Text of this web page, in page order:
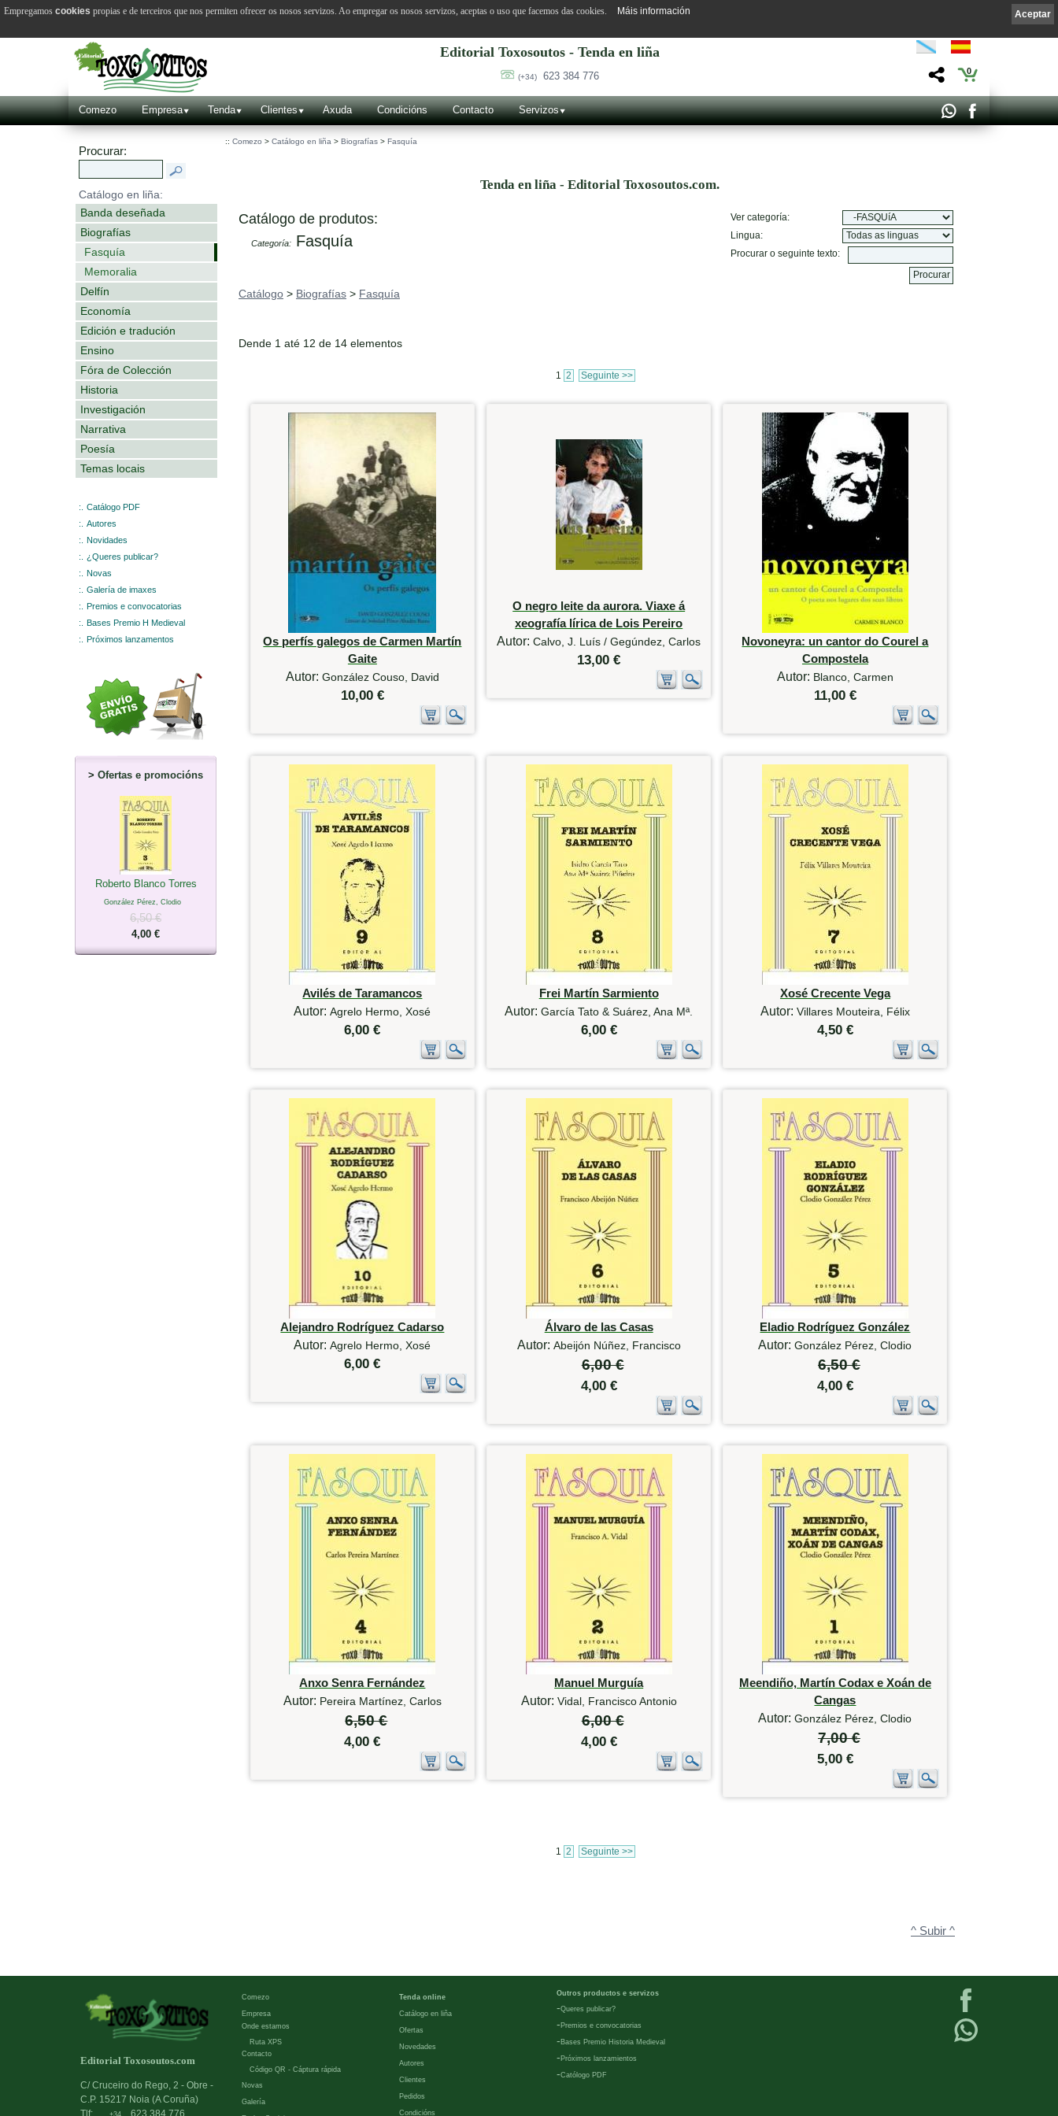
Editorial Toxosoutos - Tenda en liña
(+34) 623 384 776 0
Comezo Empresa Tenda Clientes Axuda Condicións Contacto Servizos
Procurar:
Catálogo en liña:
Banda deseñada
Biografías
Fasquía
Memoralia
Delfín
Economía
Edición e tradución
Ensino
Fóra de Colección
Historia
Investigación
Narrativa
Poesía
Temas locais
:.
Catálogo PDF
:.
Autores
:.
Novidades
:.
¿Queres publicar?
:.
Novas
:.
Galería de imaxes
:.
Premios e convocatorias
:.
Bases Premio H Medieval
:.
Próximos lanzamentos
> Ofertas e promocións
Roberto Blanco Torres
González Pérez, Clodio
6,50 €
4,00 €
:: Comezo > Catálogo en liña > Biografías > Fasquía
Tenda en liña - Editorial Toxosoutos.com.
Catálogo de produtos:
Categoría: Fasquía
Ver categoría:
Lingua:
Procurar o seguinte texto:
Catálogo > Biografías > Fasquía
Dende 1 até 12 de 14 elementos
1 2 Seguinte >>
Os perfís galegos de Carmen Martín
Gaite
Autor: González Couso, David
10,00 €
O negro leite da aurora. Viaxe á
xeografía lírica de Lois Pereiro
Autor:Calvo, J. Luís / Gegúndez, Carlos
13,00 €
Novoneyra: un cantor do Courel a
Compostela
Autor: Blanco, Carmen
11,00 €
Avilés de Taramancos
Autor:Agrelo Hermo, Xosé
6,00 €
Frei Martín Sarmiento
Autor:García Tato & Suárez, Ana Mª.
6,00 €
Xosé Crecente Vega
Autor: Villares Mouteira, Félix
4,50 €
Alejandro Rodríguez Cadarso
Autor:Agrelo Hermo, Xosé
6,00 €
Álvaro de las Casas
Autor: Abeijón Núñez, Francisco
6,00 €
4,00 €
Eladio Rodríguez González
Autor:González Pérez, Clodio
6,50 €
4,00 €
Anxo Senra Fernández
Autor: Pereira Martínez, Carlos
6,50 €
4,00 €
Manuel Murguía
Autor: Vidal, Francisco Antonio
6,00 €
4,00 €
Meendiño, Martín Codax e Xoán de
Cangas
Autor:González Pérez, Clodio
7,00 €
5,00 €
1 2 Seguinte >>
^ Subir ^
Editorial Toxosoutos.com
C/ Cruceiro do Rego, 2 - Obre -
C.P. 15217 Noia (A Coruña)
Comezo
Empresa
Onde estamos
Ruta XPS
Contacto
Código QR - Cáptura rápida
Novas
Galería
Tenda online
Catálogo en liña
Ofertas
Novedades
Autores
Clientes
Pedidos
Condicións
Outros productos e servizos
-Queres publicar?
- Premios e convocatorias
- Bases Premio Historia Medieval
- Próximos lanzamientos
-Católogo PDF
Aceptar
Empregamos cookies propias e de terceiros que nos permiten ofrecer os nosos servizos. Ao empregar os nosos servizos, aceptas o uso que facemos das cookies. Máis información